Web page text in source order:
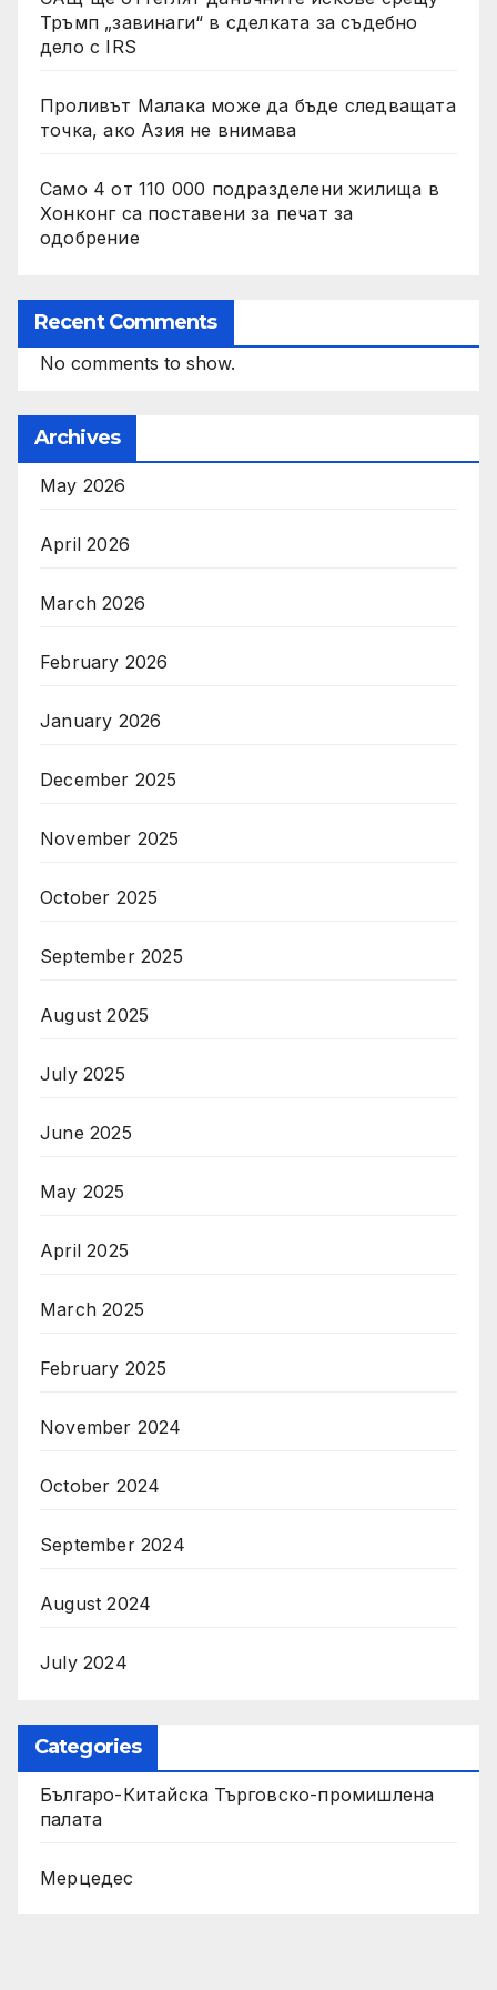
Тръмп „завинаги“ в сделката за съдебно
дело с IRS
Проливът Малака може да бъде следващата
точка, ако Азия не внимава
Само 4 от 110 000 подразделени жилища в
Хонконг са поставени за печат за
одобрение
Recent Comments
No comments to show.
Archives
May 2026
April 2026
March 2026
February 2026
January 2026
December 2025
November 2025
October 2025
September 2025
August 2025
July 2025
June 2025
May 2025
April 2025
March 2025
February 2025
November 2024
October 2024
September 2024
August 2024
July 2024
Categories
Българо-Китайска Търговско-промишлена
палaта
Мерцедес